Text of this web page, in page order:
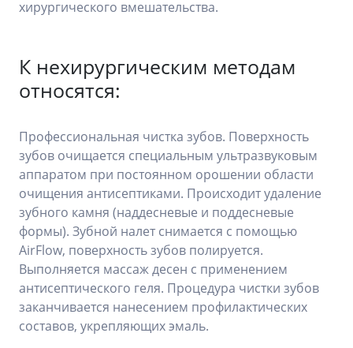
хирургического вмешательства.
К нехирургическим методам
относятся:
Профессиональная чистка зубов. Поверхность
зубов очищается специальным ультразвуковым
аппаратом при постоянном орошении области
очищения антисептиками. Происходит удаление
зубного камня (наддесневые и поддесневые
формы). Зубной налет снимается с помощью
AirFlow, поверхность зубов полируется.
Выполняется массаж десен с применением
антисептического геля. Процедура чистки зубов
заканчивается нанесением профилактических
составов, укрепляющих эмаль.